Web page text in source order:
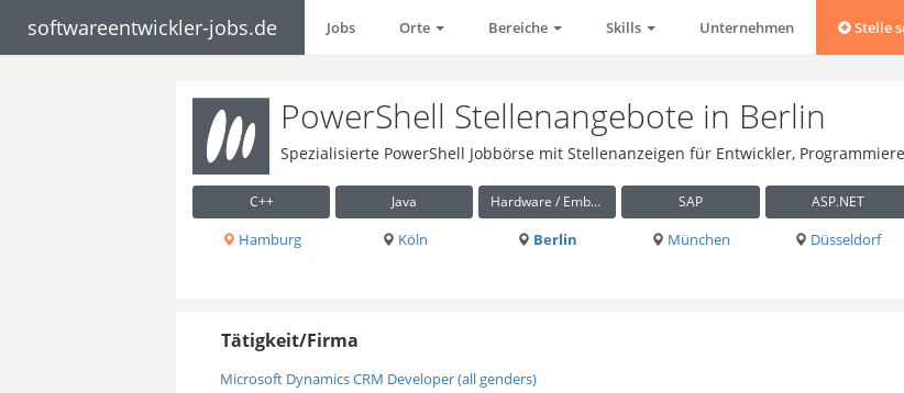
softwareentwickler-jobs.de Jobs Orte Bereiche Skills Unternehmen Stelle
PowerShell Stellenangebote in Berlin
Spezialisierte PowerShell Jobbörse mit Stellenanzeigen für Entwickler,
C++ Java Hardware / Embedded SAP ASP.NET
Hamburg Köln Berlin München Düsseldorf
Tätigkeit/Firma
Microsoft Dynamics CRM Developer (all genders)